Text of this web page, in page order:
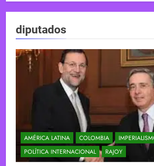
diputados
AMÉRICA LATINA COLOMBIA
POLÍTICA INTERNACIONAL
RAJOY